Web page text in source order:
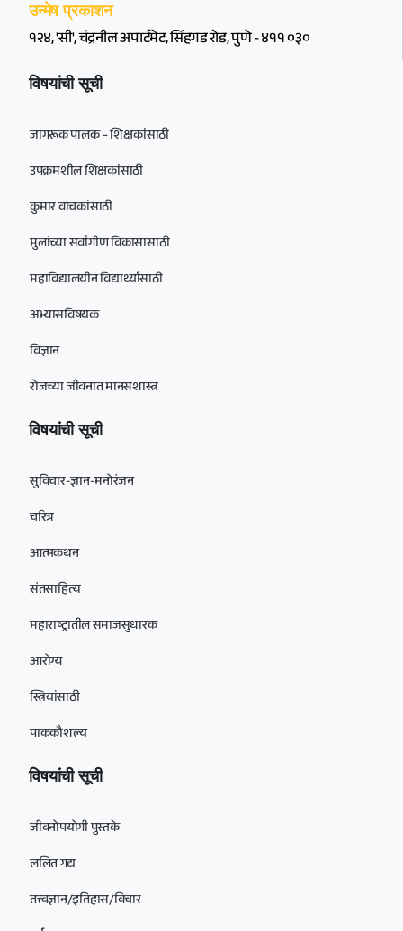
उन्मेष प्रकाशन
१२४, 'सी', चंद्रनील अपार्टमेंट, सिंहगड रोड, पुणे - ४११ ०३०
विषयांची सूची
जागरूक पालक – शिक्षकांसाठी
उपक्रमशील शिक्षकांसाठी
कुमार वाचकांसाठी
मुलांच्या सर्वांगीण विकासासाठी
महाविद्यालयीन विद्यार्थ्यांसाठी
अभ्यासविषयक
विज्ञान
रोजच्या जीवनात मानसशास्त्र
विषयांची सूची
सुविचार-ज्ञान-मनोरंजन
चरित्र
आत्मकथन
संतसाहित्य
महाराष्ट्रातील समाजसुधारक
आरोग्य
स्त्रियांसाठी
पाककौशल्य
विषयांची सूची
जीवनोपयोगी पुस्तके
ललित गद्य
तत्त्वज्ञान/इतिहास/विचार